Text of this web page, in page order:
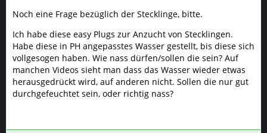
Noch eine Frage bezüglich der Stecklinge, bitte.
Ich habe diese easy Plugs zur Anzucht von Stecklingen.
Habe diese in PH angepasstes Wasser gestellt, bis diese sich
vollgesogen haben. Wie nass dürfen/sollen die sein? Auf
manchen Videos sieht man dass das Wasser wieder etwas
herausgedrückt wird, auf anderen nicht. Sollen die nur gut
durchgefeuchtet sein, oder richtig nass?